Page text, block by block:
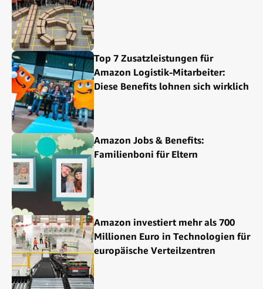
Top 7 Zusatzleistungen für
Amazon Logistik-Mitarbeiter:
Diese Benefits lohnen sich wirklich
Amazon Jobs & Benefits:
Familienboni für Eltern
Amazon investiert mehr als 700
Millionen Euro in Technologien für
europäische Verteilzentren